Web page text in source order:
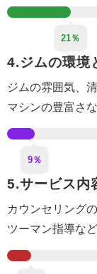
21％
4.ジムの環境
ジムの雰囲気、
マシンの豊富さ
9％
5.サービス内
カウンセリング
ツーマン指導など